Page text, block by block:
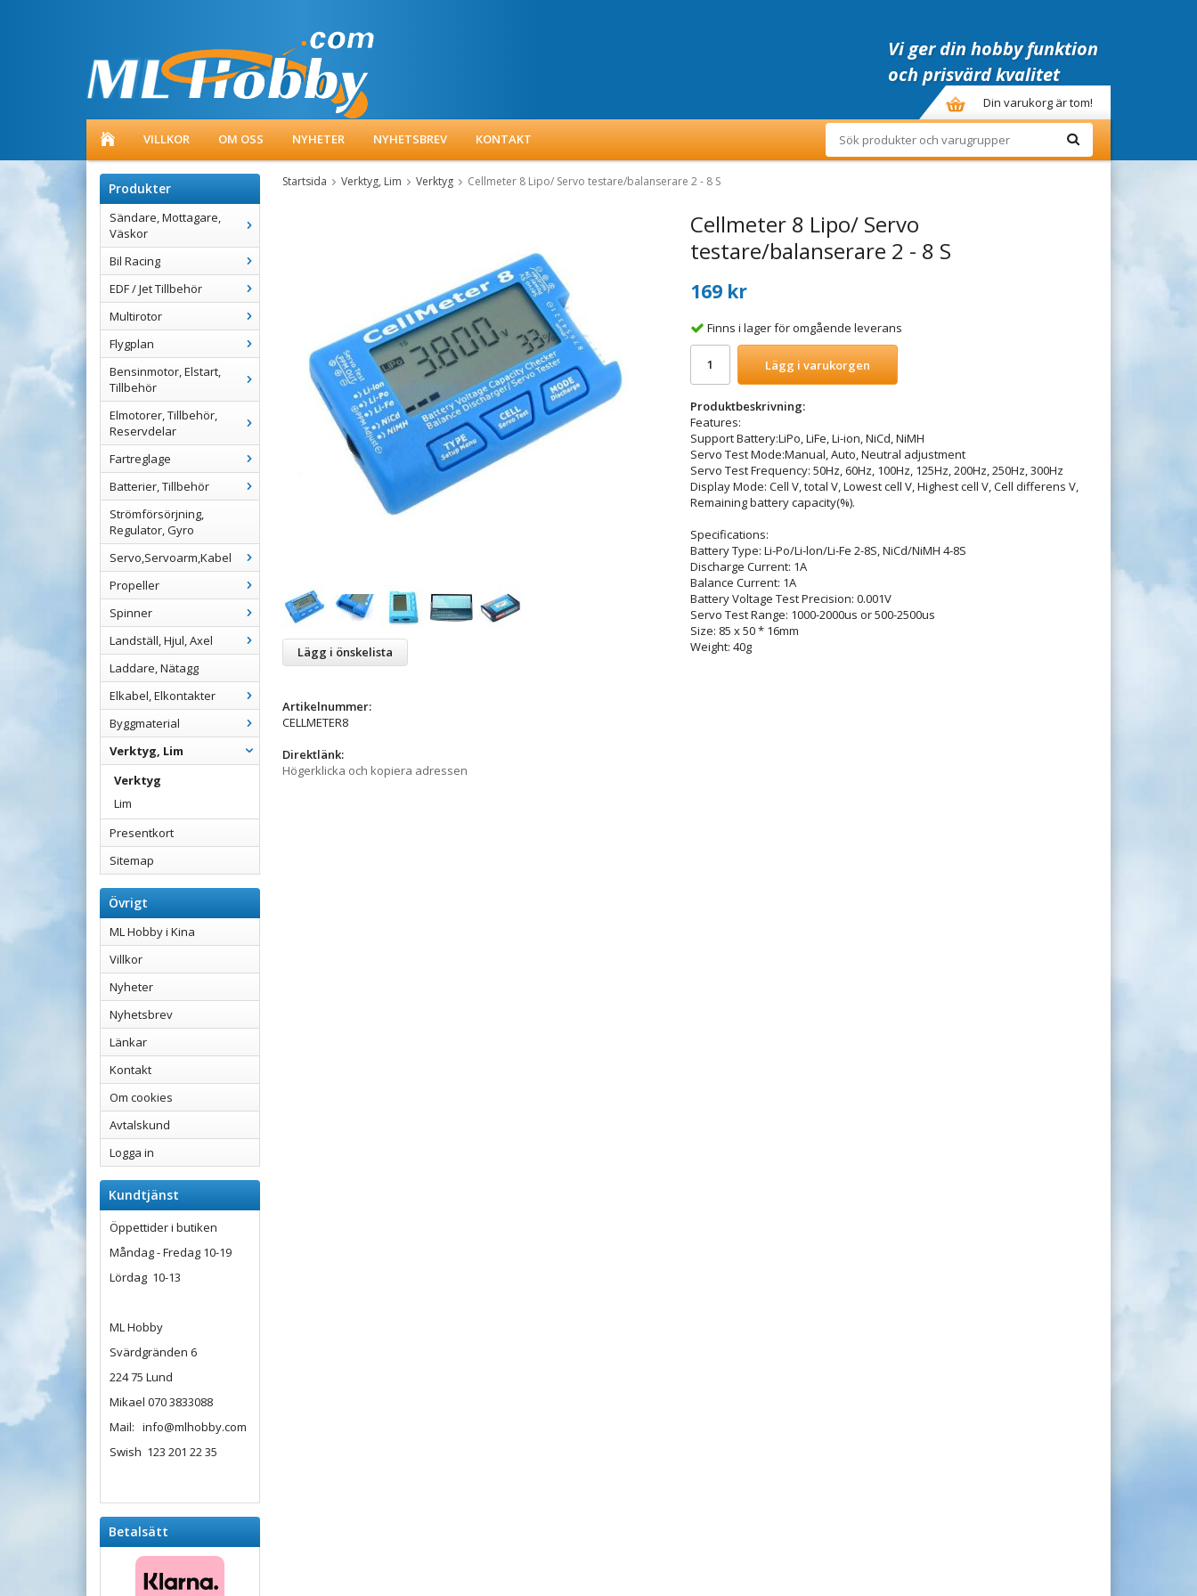
Vi ger din hobby funktion
och prisvärd kvalitet
Din varukorg är tom!
VILLKOR OM OSS NYHETER NYHETSBREV KONTAKT
Produkter
Sändare, Mottagare,
Väskor
Bil Racing
EDF / Jet Tillbehör
Multirotor
Flygplan
Bensinmotor, Elstart,
Tillbehör
Elmotorer, Tillbehör,
Reservdelar
Fartreglage
Batterier, Tillbehör
Strömförsörjning,
Regulator, Gyro
Servo,Servoarm,Kabel
Propeller
Spinner
Landställ, Hjul, Axel
Laddare, Nätagg
Elkabel, Elkontakter
Byggmaterial
Verktyg, Lim
Verktyg
Lim
Presentkort
Sitemap
Övrigt
ML Hobby i Kina
Villkor
Nyheter
Nyhetsbrev
Länkar
Kontakt
Om cookies
Avtalskund
Logga in
Kundtjänst
Öppettider i butiken
Måndag - Fredag 10-19
Lördag 10-13
ML Hobby
Svärdgränden 6
224 75 Lund
Mikael 070 3833088
Mail: info@mlhobby.com
Swish 123 201 22 35
Betalsätt
Startsida Verktyg, Lim Verktyg Cellmeter 8 Lipo/ Servo testare/balanserare 2 - 8 S
Cellmeter 8 Lipo/ Servo
testare/balanserare 2 - 8 S
169 kr
Finns i lager för omgående leverans
Lägg i varukorgen
Produktbeskrivning:
Features:
Support Battery:LiPo, LiFe, Li-ion, NiCd, NiMH
Servo Test Mode:Manual, Auto, Neutral adjustment
Servo Test Frequency: 50Hz, 60Hz, 100Hz, 125Hz, 200Hz, 250Hz, 300Hz
Display Mode: Cell V, total V, Lowest cell V, Highest cell V, Cell differens V,
Remaining battery capacity(%).
Specifications:
Battery Type: Li-Po/Li-lon/Li-Fe 2-8S, NiCd/NiMH 4-8S
Discharge Current: 1A
Balance Current: 1A
Battery Voltage Test Precision: 0.001V
Servo Test Range: 1000-2000us or 500-2500us
Size: 85 x 50 * 16mm
Weight: 40g
Lägg i önskelista
Artikelnummer:
CELLMETER8
Direktlänk:
Högerklicka och kopiera adressen